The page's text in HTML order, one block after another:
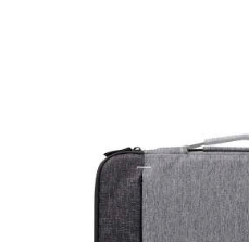
KABELI I KONEKTORI
MREŽNA OPREMA